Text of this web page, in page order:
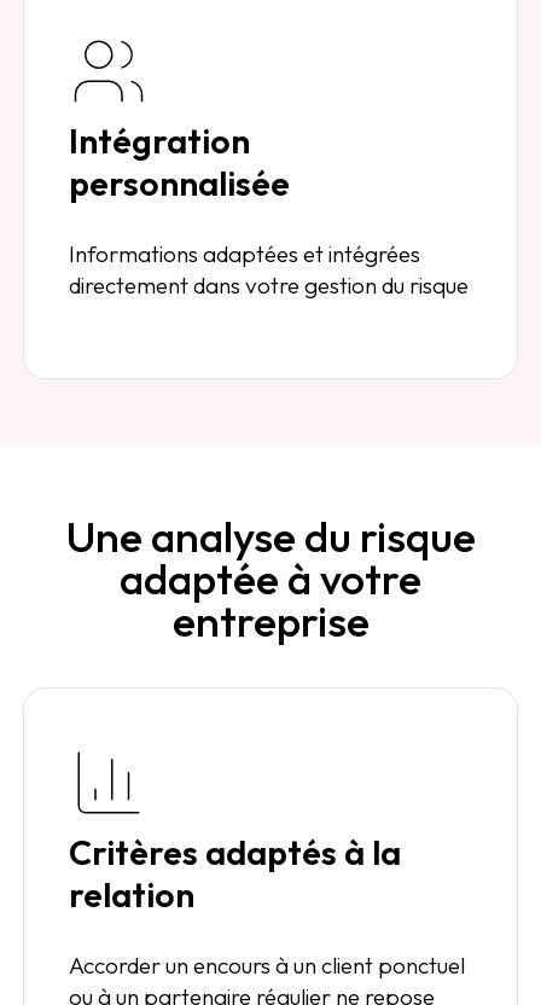
Intégration
personnalisée
Informations adaptées et intégrées
directement dans votre gestion du risque
Une analyse du risque
adaptée à votre
entreprise
Critères adaptés à la
relation
Accorder un encours à un client ponctuel
ou à un partenaire régulier ne repose